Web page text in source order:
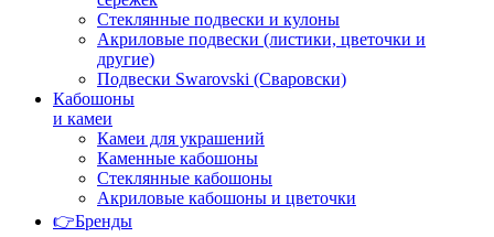
Стеклянные подвески и кулоны
Акриловые подвески (листики, цветочки и
другие)
Подвески Swarovski (Сваровски)
Кабошоны
и камеи
Камеи для украшений
Каменные кабошоны
Стеклянные кабошоны
Акриловые кабошоны и цветочки
👉Бренды